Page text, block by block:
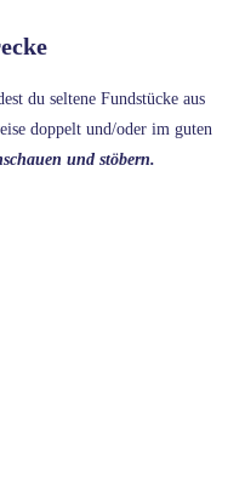
du seltene Fundstücke aus
doppelt und/oder im guten
und stöbern.